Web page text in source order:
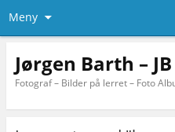
Meny
Jørgen Barth –
Fotograf – Bilder på lerret – Foto